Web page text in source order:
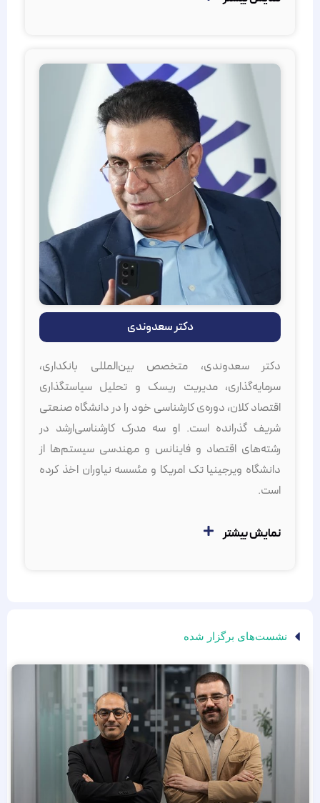
دکتر سعدوندی
دکتر سعدوندی، متخصص بین‌المللی بانکداری،
سرمایه‌گذاری، مدیریت ریسک و تحلیل سیاستگذاری
اقتصاد کلان، دوره‌ی کارشناسی خود را در دانشگاه صنعتی
شریف گذرانده است. او سه مدرک کارشناسی‌ارشد در
رشته‌‌های اقتصاد و فاینانس و مهندسی سیستم‌ها از
دانشگاه ویرجینیا تک امریکا و مئسسه نیاوران اخذ کرده
است.
نمایش بیشتر
نشست‌های برگزار شده